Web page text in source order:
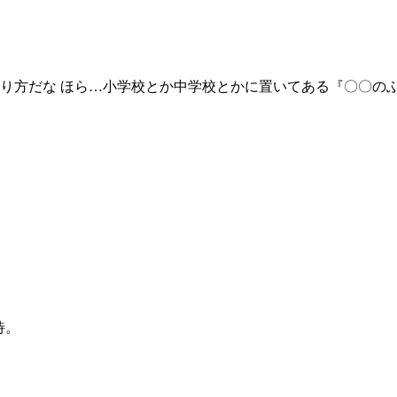
方だな ほら…小学校とか中学校とかに置いてある『〇〇の